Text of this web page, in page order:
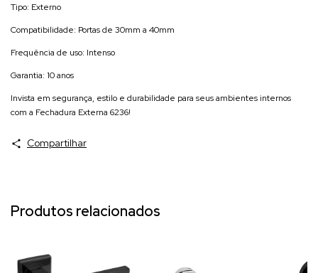
Tipo: Externo
Compatibilidade: Portas de 30mm a 40mm
Frequência de uso: Intenso
Garantia: 10 anos
Invista em segurança, estilo e durabilidade para seus ambientes internos
com a Fechadura Externa 6236!
Compartilhar
Produtos relacionados